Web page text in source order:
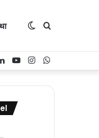
Search
Switch
Instagram
YouTube
LinkedIn